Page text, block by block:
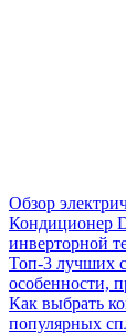
Обзор
Кондиционер
инверторной
Топ-3 лучших
особенности,
Как выбрать
популярных